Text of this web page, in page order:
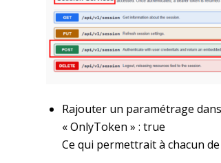
Rajouter un paramétrage
« OnlyToken » : true
Ce qui permettrait à chacun